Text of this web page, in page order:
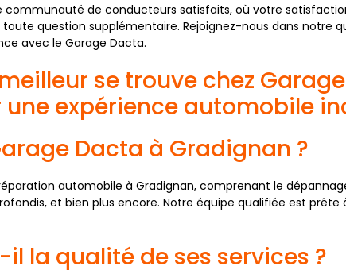
de conducteurs satisfaits, où votre
question supplémentaire. Rejoignez-nous dans notre
avec le Garage Dacta.
se trouve chez
expérience automobile
Dacta à Gradignan ?
automobile à Gradignan, comprenant le
et bien plus encore. Notre équipe qualifiée est prête
la qualité de ses services ?